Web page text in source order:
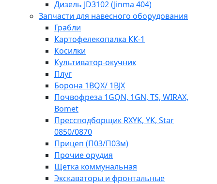
Дизель JD3102 (Jinma 404)
Запчасти для навесного оборудования
Грабли
Картофелекопалка КК-1
Косилки
Культиватор-окучник
Плуг
Борона 1BQX/ 1BJX
Почвофреза 1GQN, 1GN, TS, WIRAX,
Bomet
Прессподборщик RXYK, YK, Star
0850/0870
Прицеп (П03/П03м)
Прочие орудия
Щетка коммунальная
Экскаваторы и фронтальные